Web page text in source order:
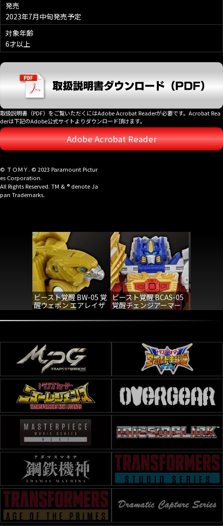
発売
2023年7月中旬発売予定
対象年齢
6才以上
取扱説明書（PDF）をご覧いただくにはAdobe Acrobat Readerが必要です。Acrobat Rea
derは下記のAdobe公式サイトよりダウンロード頂けます。
Adobe Acrobat Reader
© ＴＯＭＹ. © 2023 Paramount Pictur
es Corporation.
All Rights Reserved. TM & ® denote Ja
pan Trademarks.
ビースト覚醒 BW-05 覚
醒ウェポン エアレイザ
ビースト覚醒 BCAS-05
覚醒チェンジアーマー
セット オプティマスプ
ライム＆ライオンブレ
ーシー＆